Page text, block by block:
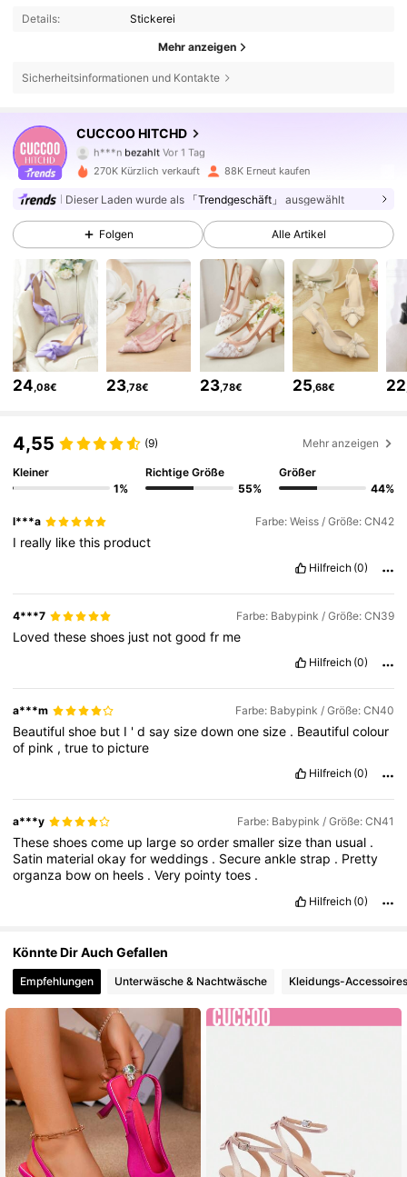
Details: Stickerei
Mehr anzeigen
Sicherheitsinformationen und Kontakte
CUCCOO HITCHD
4,85
h***nbezahltVor 1 Tag
t***2istVor 10 Stunden
4,85 194K Follower
4,85 194K Follower
4,85 194K Follower
4,85 194K Follower
4,85
270K Kürzlich verkauft 88K Erneut kaufen
Dieser Laden wurde als 「Trendgeschäft」 ausgewählt
Folgen Alle Artikel
24,08€ 23,78€ 23,78€ 25,68€ 22
4,55 (9) Mehr anzeigen
Kleiner
1%
Richtige Größe
55%
Größer
44%
l***a Farbe: Weiss / Größe: CN42
I really likethis product
Hilfreich (0)
4***7 Farbe: Babypink / Größe: CN39
Lovedtheseshoes just notgoodfr me
Hilfreich (0)
a***m Farbe: Babypink / Größe: CN40
Beautifulshoe but I 'dsaysizedownonesize . Beautifulcolour
of pink ,trueto picture
Hilfreich (0)
a***y Farbe: Babypink / Größe: CN41
Theseshoescome up largesoordersmallersizethan usual .
Satin materialokayforweddings . Secureanklestrap . Pretty
organza bowon heels .Very pointytoes .
Hilfreich (0)
Könnte Dir Auch Gefallen
Empfehlungen Unterwäsche & Nachtwäsche Kleidungs-Accessoires